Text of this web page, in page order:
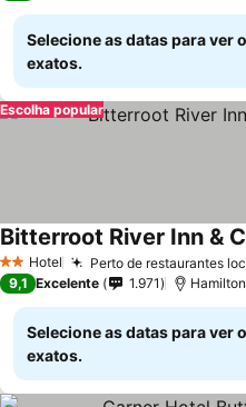
Selecione as datas para ver
exatos.
Escolha popular
2 Estrelas
Hotel Perto de restaurantes
Bitterroot River Inn &
9,1 Excelente 1.971 Hamilton
Selecione as datas para ver
exatos.